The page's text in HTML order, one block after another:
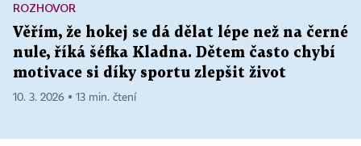
ROZHOVOR
Věřím, že hokej se dá dělat lépe než na černé
nule, říká šéfka Kladna. Dětem často chybí
motivace si díky sportu zlepšit život
10. 3. 2026 ▪ 13 min. čtení